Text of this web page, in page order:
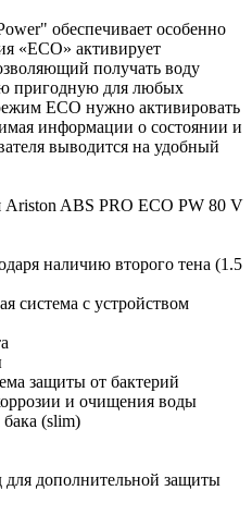
обеспечивает особенно
«ЕСО» активирует
получать воду
пригодную для любых
ЕСО нужно активировать
информации о состоянии и
выводится на удобный
Ariston ABS PRO ECO PW 80 V
наличию второго тена (1.5
система с устройством
защиты от бактерий
и очищения воды
(slim)
дополнительной защиты